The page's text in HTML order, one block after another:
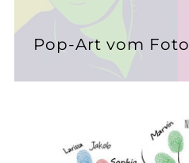
Pop-Art vom Foto